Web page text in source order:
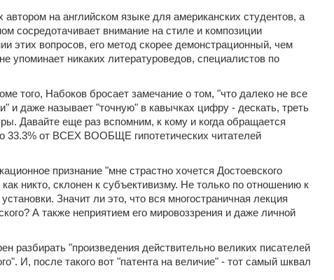
на английском языке для американских студентов, а
сосредотачивает внимание на стиле и композиции
этих вопросов, его метод скорее демонстрационный, чем
упоминает никаких литературоведов, специалистов по
того, Набоков бросает замечание о том, "что далеко не все
и даже называет "точную" в кавычках цифру - дескать, треть
Давайте еще раз вспомним, к кому и когда обращается
33.3% от ВСЕХ ВООБЩЕ гипотетических читателей
признание "мне страстно хочется Достоевского
никто, склонен к субъективизму. Не только по отношению к
Значит ли это, что вся многостраничная лекция
А также неприятием его мировоззрения и даже личной
разбирать "произведения действительно великих писателей
И, после такого вот "патента на величие" - тот самый шквал